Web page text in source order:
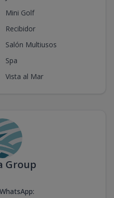
Mini Golf
Recibidor
Salón Multiusos
Spa
Vista al Mar
Group
: